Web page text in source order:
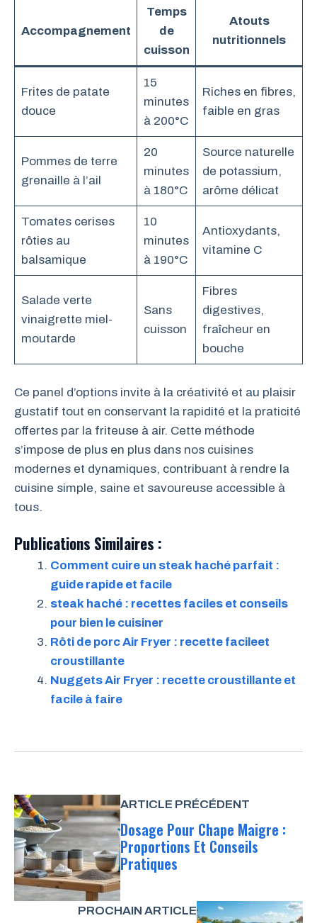
Accompagnement
Temps
de
cuisson
Atouts
nutritionnels
Frites de patate
douce
15
minutes
à 200°C
Riches en fibres,
faible en gras
Pommes de terre
grenaille à l’ail
20
minutes
à 180°C
Source naturelle
de potassium,
arôme délicat
Tomates cerises
rôties au
balsamique
10
minutes
à 190°C
Antioxydants,
vitamine C
Salade verte
vinaigrette miel-
moutarde
Sans
cuisson
Fibres
digestives,
fraîcheur en
bouche
Ce panel d’options invite à la créativité et au plaisir
gustatif tout en conservant la rapidité et la praticité
offertes par la friteuse à air. Cette méthode
s’impose de plus en plus dans nos cuisines
modernes et dynamiques, contribuant à rendre la
cuisine simple, saine et savoureuse accessible à
tous.
Publications Similaires :
Comment cuire un steak haché parfait :
guide rapide et facile
steak haché : recettes faciles et conseils
pour bien le cuisiner
Rôti de porc Air Fryer : recette facileet
croustillante
Nuggets Air Fryer : recette croustillante et
facile à faire
ARTICLE PRÉCÉDENT
Dosage Pour Chape Maigre :
Proportions Et Conseils
Pratiques
PROCHAIN ARTICLE